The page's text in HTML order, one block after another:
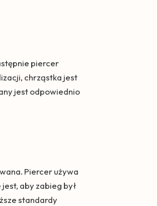
piercer
chrząstka jest
jest odpowiednio
Piercer używa
aby zabieg był
standardy